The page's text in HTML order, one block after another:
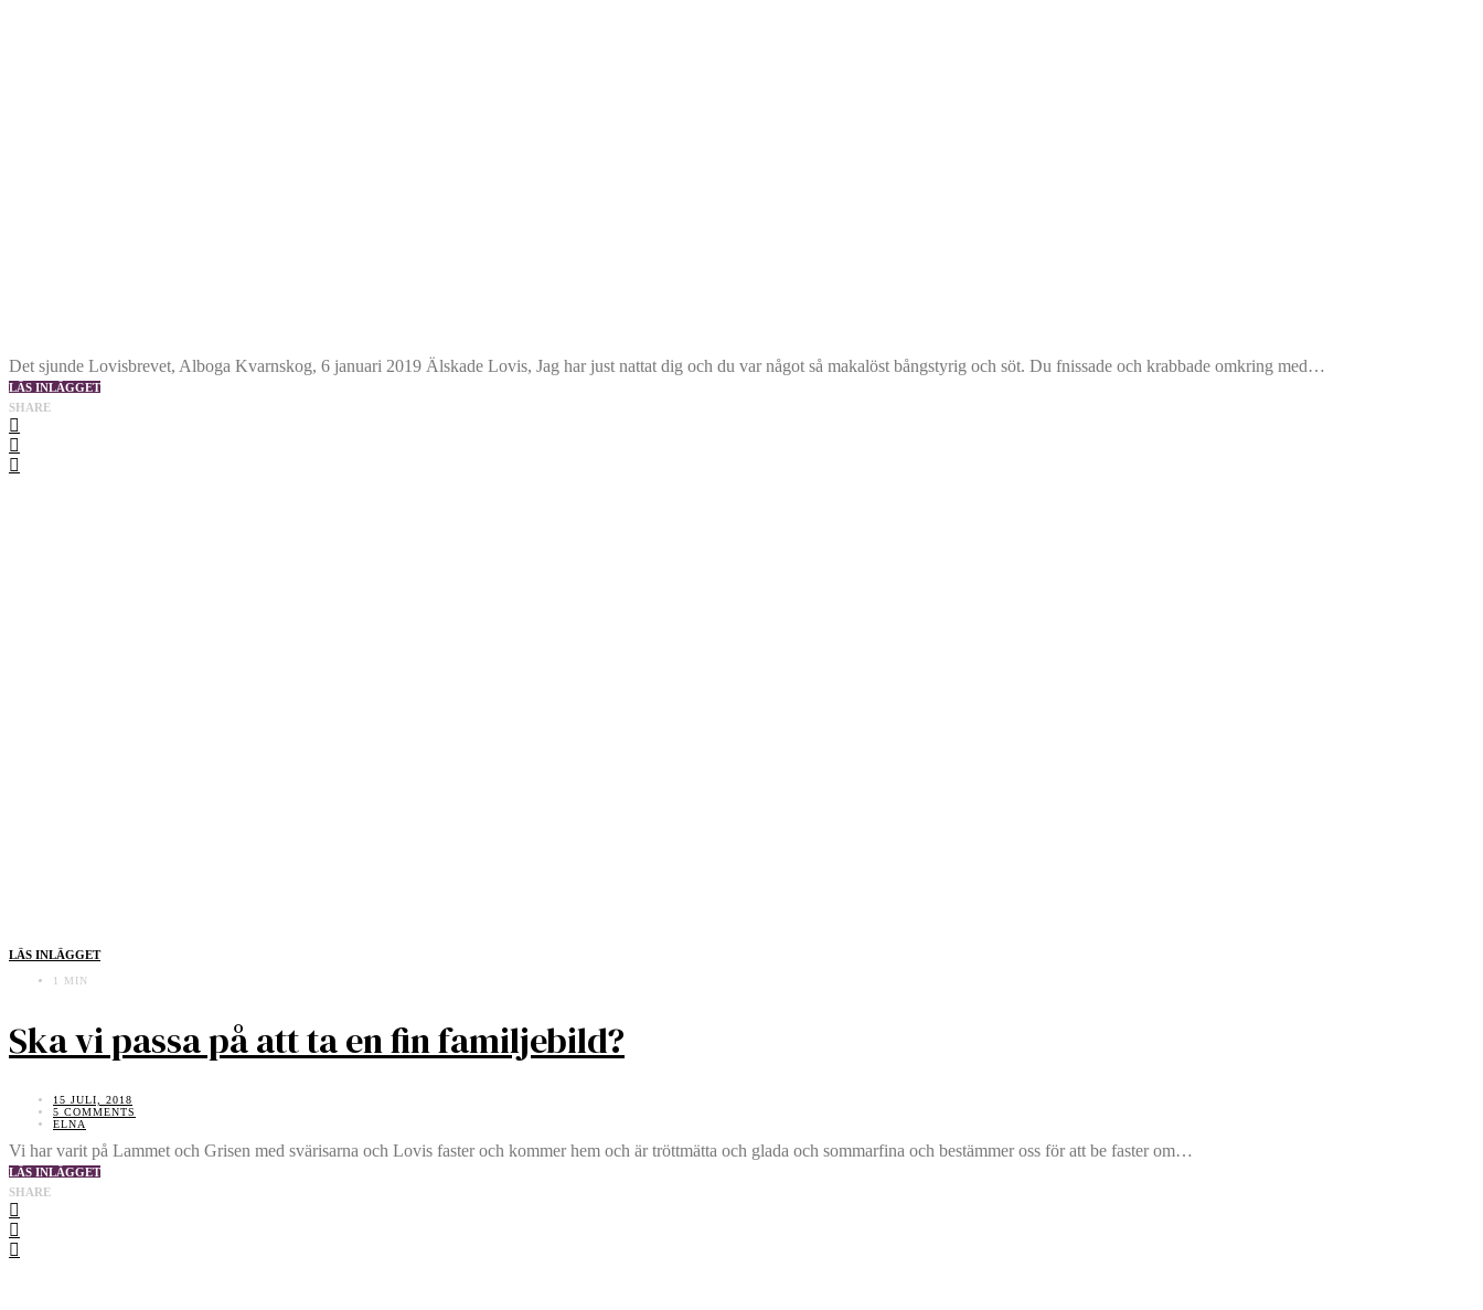
Det sjunde Lovisbrevet, Alboga Kvarnskog, 6 januari 2019 Älskade Lovis, Jag har just nattat dig och du var något så makalöst bångstyrig och söt. Du fnissade och krabbade omkring med…
LÄS INLÄGGET
SHARE
LÄS INLÄGGET
1 MIN
Ska vi passa på att ta en fin familjebild?
15 JULI, 2018
5 COMMENTS
ELNA
Vi har varit på Lammet och Grisen med svärisarna och Lovis faster och kommer hem och är tröttmätta och glada och sommarfina och bestämmer oss för att be faster om…
LÄS INLÄGGET
SHARE